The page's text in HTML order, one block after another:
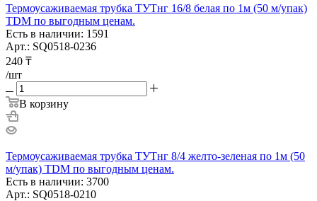
Термоусаживаемая трубка ТУТнг 16/8 белая по 1м (50 м/упак)
TDM по выгодным ценам.
Есть в наличии: 1591
Арт.: SQ0518-0236
240 ₸
/шт
В корзину
Термоусаживаемая трубка ТУТнг 8/4 желто-зеленая по 1м (50
м/упак) TDM по выгодным ценам.
Есть в наличии: 3700
Арт.: SQ0518-0210